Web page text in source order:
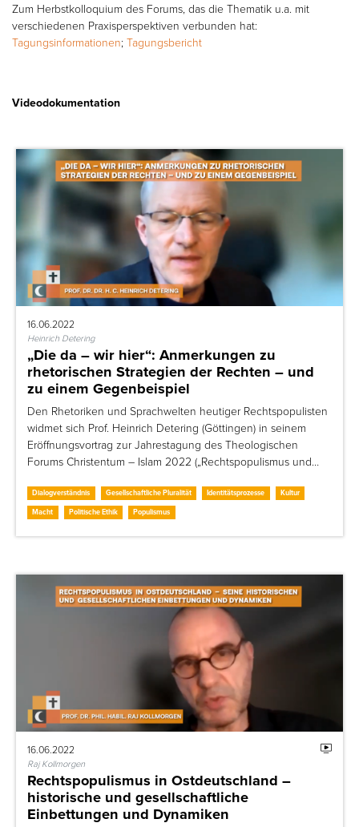
Zum Herbstkolloquium des Forums, das die Thematik u.a. mit
verschiedenen Praxisperspektiven verbunden hat:
Tagungsinformationen; Tagungsbericht
Videodokumentation
16.06.2022
Heinrich Detering
„Die da – wir hier“: Anmerkungen zu
rhetorischen Strategien der Rechten – und
zu einem Gegenbeispiel
Den Rhetoriken und Sprachwelten heutiger Rechtspopulisten
widmet sich Prof. Heinrich Detering (Göttingen) in seinem
Eröffnungsvortrag zur Jahrestagung des Theologischen
Forums Christentum – Islam 2022 („Rechtspopulismus und…
Dialogverständnis Gesellschaftliche Pluralität Identitätsprozesse
Kultur
Macht
Politische Ethik Populismus
16.06.2022
Raj Kollmorgen
Rechtspopulismus in Ostdeutschland –
historische und gesellschaftliche
Einbettungen und Dynamiken